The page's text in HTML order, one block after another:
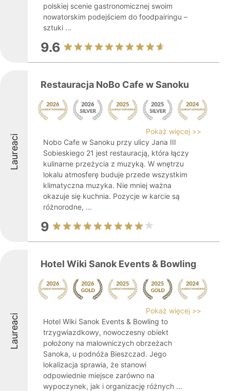
polskiej scenie gastronomicznej swoim
nowatorskim podejściem do foodpairingu –
sztuki ...
9.6
Laureaci
Restauracja NoBo Cafe w Sanoku
Pokaż więcej >>
Nobo Cafe w Sanoku przy ulicy Jana III
Sobieskiego 21 jest restauracją, która łączy
kulinarne przeżycia z muzyką. W wnętrzu
lokalu atmosferę buduje przede wszystkim
klimatyczna muzyka. Nie mniej ważna
okazuje się kuchnia. Pozycje w karcie są
różnorodne, ...
9
Laureaci
Hotel Wiki Sanok Events & Bowling
Pokaż więcej >>
Hotel Wiki Sanok Events & Bowling to
trzygwiazdkowy, nowoczesny obiekt
położony na malowniczych obrzeżach
Sanoka, u podnóża Bieszczad. Jego
lokalizacja sprawia, że stanowi
odpowiednie miejsce zarówno na
wypoczynek, jak i organizację różnych ...